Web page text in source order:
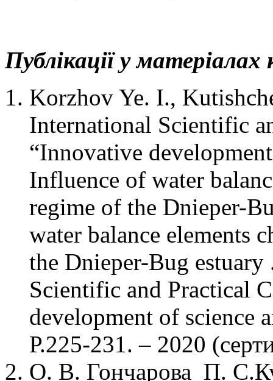
Публікації у
Korzhov Ye. I.,
International Scientific
“Innovative
Influence of water
regime of the
water balance elements
the Dnieper-Bug
Scientific and Practical
development of science
Р.225-231. – 2020
О. В. Гончарова П.